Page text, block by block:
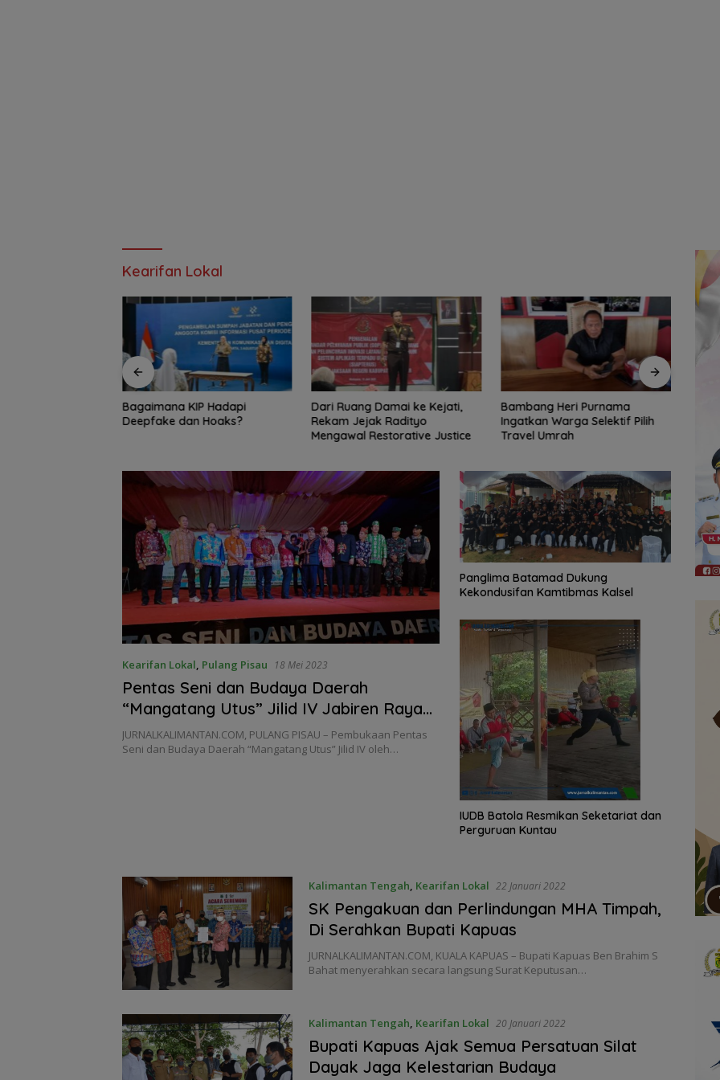
Kearifan Lokal
Bagaimana KIP Hadapi
Deepfake dan Hoaks?
Dari Ruang Damai ke Kejati,
Rekam Jejak Radityo
Mengawal Restorative Justice
Bambang Heri Purnama
Ingatkan Warga Selektif Pilih
Travel Umrah
Kearifan Lokal, Pulang Pisau 18 Mei 2023
Pentas Seni dan Budaya Daerah
“Mangatang Utus” Jilid IV Jabiren Raya
Resmi Dibuka.
JURNALKALIMANTAN.COM, PULANG PISAU – Pembukaan Pentas
Seni dan Budaya Daerah “Mangatang Utus” Jilid IV oleh…
Panglima Batamad Dukung
Kekondusifan Kamtibmas Kalsel
IUDB Batola Resmikan Seketariat dan
Perguruan Kuntau
Kalimantan Tengah, Kearifan Lokal 22 Januari 2022
SK Pengakuan dan Perlindungan MHA Timpah,
Di Serahkan Bupati Kapuas
JURNALKALIMANTAN.COM, KUALA KAPUAS – Bupati Kapuas Ben Brahim S
Bahat menyerahkan secara langsung Surat Keputusan…
Kalimantan Tengah, Kearifan Lokal 20 Januari 2022
Bupati Kapuas Ajak Semua Persatuan Silat
Dayak Jaga Kelestarian Budaya